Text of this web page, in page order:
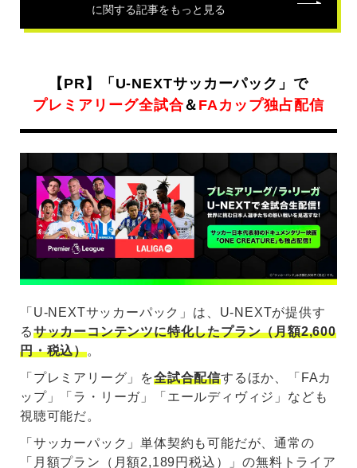
に関する記事をもっと見る
【PR】「U-NEXTサッカーパック」で
プレミアリーグ全試合＆ FAカップ独占配信
「U-NEXTサッカーパック」は、U-NEXTが提供す
るサッカーコンテンツに特化したプラン（月額2,600
円・税込）。
「プレミアリーグ」を全試合配信するほか、「FAカ
ップ」「ラ・リーガ」「エールディヴィジ」なども
視聴可能だ。
「サッカーパック」単体契約も可能だが、通常の
「月額プラン（月額2,189円税込）」の無料トライア